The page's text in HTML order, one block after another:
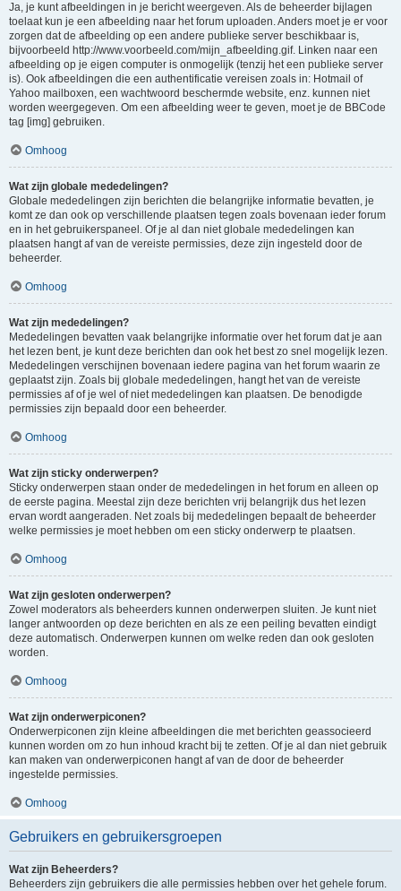
Ja, je kunt afbeeldingen in je bericht weergeven. Als de beheerder bijlagen
toelaat kun je een afbeelding naar het forum uploaden. Anders moet je er voor
zorgen dat de afbeelding op een andere publieke server beschikbaar is,
bijvoorbeeld http://www.voorbeeld.com/mijn_afbeelding.gif. Linken naar een
afbeelding op je eigen computer is onmogelijk (tenzij het een publieke server
is). Ook afbeeldingen die een authentificatie vereisen zoals in: Hotmail of
Yahoo mailboxen, een wachtwoord beschermde website, enz. kunnen niet
worden weergegeven. Om een afbeelding weer te geven, moet je de BBCode
tag [img] gebruiken.
Omhoog
Wat zijn globale mededelingen?
Globale mededelingen zijn berichten die belangrijke informatie bevatten, je
komt ze dan ook op verschillende plaatsen tegen zoals bovenaan ieder forum
en in het gebruikerspaneel. Of je al dan niet globale mededelingen kan
plaatsen hangt af van de vereiste permissies, deze zijn ingesteld door de
beheerder.
Omhoog
Wat zijn mededelingen?
Mededelingen bevatten vaak belangrijke informatie over het forum dat je aan
het lezen bent, je kunt deze berichten dan ook het best zo snel mogelijk lezen.
Mededelingen verschijnen bovenaan iedere pagina van het forum waarin ze
geplaatst zijn. Zoals bij globale mededelingen, hangt het van de vereiste
permissies af of je wel of niet mededelingen kan plaatsen. De benodigde
permissies zijn bepaald door een beheerder.
Omhoog
Wat zijn sticky onderwerpen?
Sticky onderwerpen staan onder de mededelingen in het forum en alleen op
de eerste pagina. Meestal zijn deze berichten vrij belangrijk dus het lezen
ervan wordt aangeraden. Net zoals bij mededelingen bepaalt de beheerder
welke permissies je moet hebben om een sticky onderwerp te plaatsen.
Omhoog
Wat zijn gesloten onderwerpen?
Zowel moderators als beheerders kunnen onderwerpen sluiten. Je kunt niet
langer antwoorden op deze berichten en als ze een peiling bevatten eindigt
deze automatisch. Onderwerpen kunnen om welke reden dan ook gesloten
worden.
Omhoog
Wat zijn onderwerpiconen?
Onderwerpiconen zijn kleine afbeeldingen die met berichten geassocieerd
kunnen worden om zo hun inhoud kracht bij te zetten. Of je al dan niet gebruik
kan maken van onderwerpiconen hangt af van de door de beheerder
ingestelde permissies.
Omhoog
Gebruikers en gebruikersgroepen
Wat zijn Beheerders?
Beheerders zijn gebruikers die alle permissies hebben over het gehele forum.